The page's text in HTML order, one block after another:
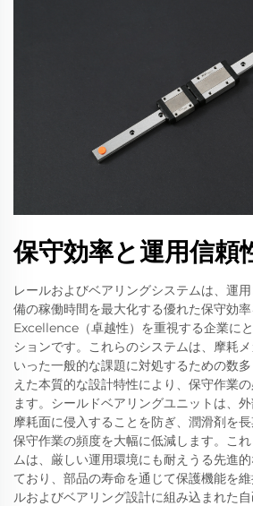
保守効率と運用信頼
レールおよびベアリングシステムは、運
備の稼働時間を最大化する優れた保守効
Excellence（卓越性）を重視する企業に
ションです。これらのシステムは、摩耗
いった一般的な課題に対処するための数
えた本質的な設計特性により、保守作業
ます。シールドベアリングユニットは、
摩耗面に侵入することを防ぎ、潤滑剤を長
保守作業の頻度を大幅に低減します。こ
ムは、厳しい運用環境にも耐えうる先進
ており、部品の寿命を通じて保護機能を
ルおよびベアリング設計に組み込まれた